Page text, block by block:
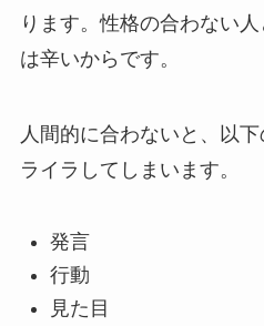
ります。性格の合わない
は辛いからです。
人間的に合わないと、以
ライラしてしまいます。
発言
行動
見た目